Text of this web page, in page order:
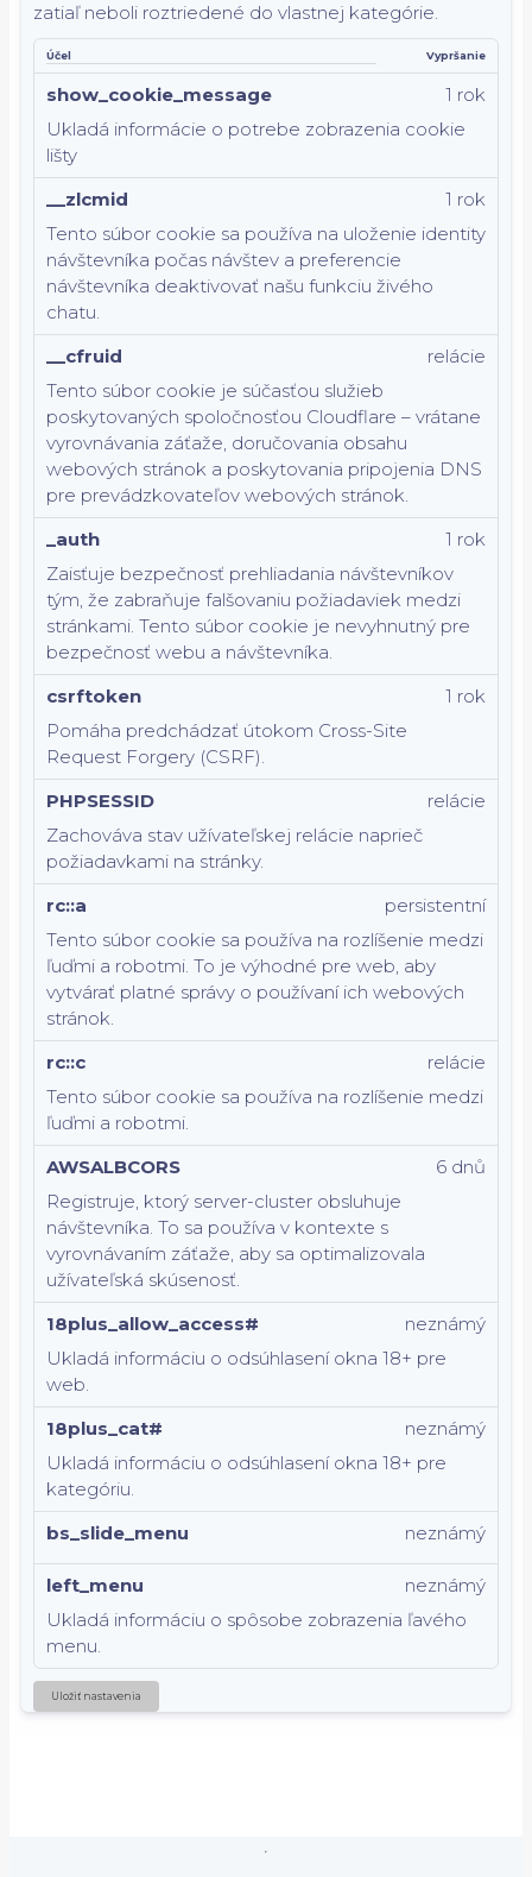
zatiaľ neboli roztriedené do vlastnej kategórie.
Účel Vypršanie
show_cookie_message
Ukladá informácie o potrebe zobrazenia cookie
lišty
1 rok
__zlcmid
Tento súbor cookie sa používa na uloženie identity
návštevníka počas návštev a preferencie
návštevníka deaktivovať našu funkciu živého
chatu.
1 rok
__cfruid
Tento súbor cookie je súčasťou služieb
poskytovaných spoločnosťou Cloudflare – vrátane
vyrovnávania záťaže, doručovania obsahu
webových stránok a poskytovania pripojenia DNS
pre prevádzkovateľov webových stránok.
relácie
_auth
Zaisťuje bezpečnosť prehliadania návštevníkov
tým, že zabraňuje falšovaniu požiadaviek medzi
stránkami. Tento súbor cookie je nevyhnutný pre
bezpečnosť webu a návštevníka.
1 rok
csrftoken
Pomáha predchádzať útokom Cross-Site
Request Forgery (CSRF).
1 rok
PHPSESSID
Zachováva stav užívateľskej relácie naprieč
požiadavkami na stránky.
relácie
rc::a
Tento súbor cookie sa používa na rozlíšenie medzi
ľuďmi a robotmi. To je výhodné pre web, aby
vytvárať platné správy o používaní ich webových
stránok.
persistentní
rc::c
Tento súbor cookie sa používa na rozlíšenie medzi
ľuďmi a robotmi.
relácie
AWSALBCORS
Registruje, ktorý server-cluster obsluhuje
návštevníka. To sa používa v kontexte s
vyrovnávaním záťaže, aby sa optimalizovala
užívateľská skúsenosť.
6 dnů
18plus_allow_access#
Ukladá informáciu o odsúhlasení okna 18+ pre
web.
neznámý
18plus_cat#
Ukladá informáciu o odsúhlasení okna 18+ pre
kategóriu.
neznámý
bs_slide_menu neznámý
left_menu
Ukladá informáciu o spôsobe zobrazenia ľavého
menu.
neznámý
Uložiť nastavenia